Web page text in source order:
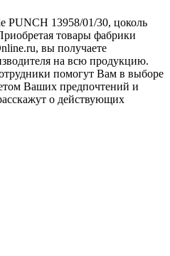
PUNCH 13958/01/30, цоколь
товары фабрики
вы получаете
на всю продукцию.
помогут Вам в выборе
Ваших предпочтений и
о действующих